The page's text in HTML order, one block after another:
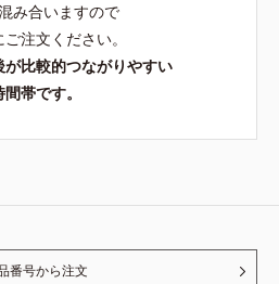
み合いますので
注文ください。
比較的つながりやすい
間帯です。
番号から注文